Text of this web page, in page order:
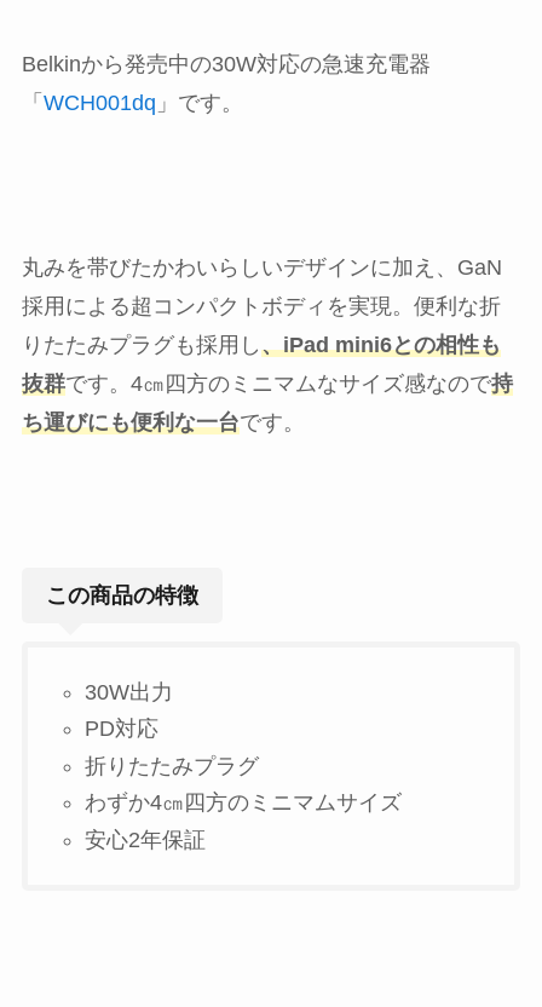
Belkinから発売中の30W対応の急速充電器
「 ‎WCH001dq 」です。
丸みを帯びたかわいらしいデザインに加え、GaN
採用による超コンパクトボディを実現。便利な折
りたたみプラグも採用し、iPad mini6との相性も
抜群です。4㎝四方のミニマムなサイズ感なので持
ち運びにも便利な一台です。
この商品の特徴
30W出力
PD対応
折りたたみプラグ
わずか4㎝四方のミニマムサイズ
安心2年保証